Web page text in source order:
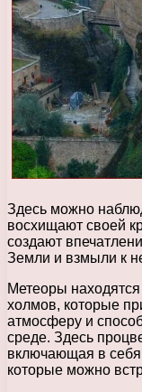
Здесь можно
восхищают своей
создают
Земли и взмыли к
Метеоры
холмов, которые
атмосферу и
среде. Здесь
включающая в себя
которые можно